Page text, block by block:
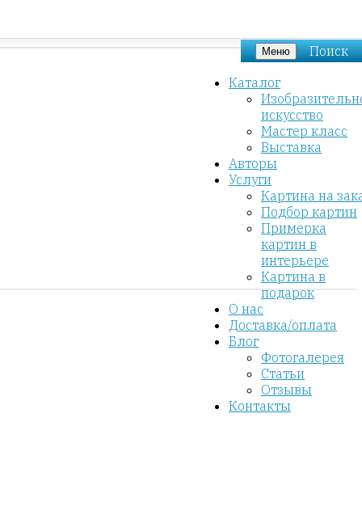
Меню
Поиск
Каталог
искусство
Мастер класс
Выставка
Авторы
Услуги
Картина на
Подбор картин
Примерка
картин в
интерьере
Картина в
подарок
О нас
Доставка/оплата
Блог
Фотогалерея
Статьи
Отзывы
Контакты